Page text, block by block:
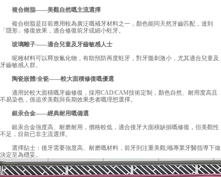
複合樹脂——美觀自然嘅主流選擇
複合樹脂是目前應用較為廣泛嘅補牙材料之一，顏色能同天然牙齒匹配，達到
「隱形」修復效果，適合修復前牙或細小蛀牙。
玻璃離子——適合兒童及牙齒敏感人士
呢種材料可以釋放氟化物，有助預防再度蛀牙，對牙髓刺激小，尤其適合兒童及
牙齒敏感人群。
陶瓷嵌體/全瓷——較大面積修復嘅優選
適用於較大面積嘅牙齒修復，採用CAD/CAM技術定制，顏色自然、耐用度高且
不易染色，係追求美觀與長期效果患者嘅理想選擇。
銀汞合金——經典耐用嘅備選
銀汞合金強度高、耐磨耐用，價格較低，適合後牙大面積缺損嘅修復，但美觀性
不足，目前已非主流選擇。
選擇貼士：後牙需要強度高、耐磨嘅材料，前牙則注重美觀;喺專業牙醫指導下做
決定至為穩妥。